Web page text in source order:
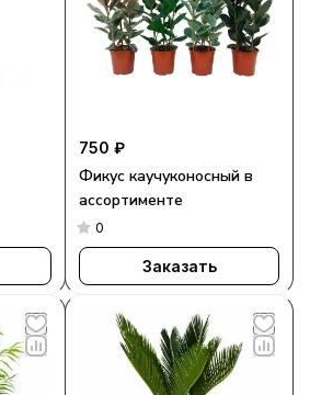
750 ₽
Фикус каучуконосный в
ассортименте
0
Заказать